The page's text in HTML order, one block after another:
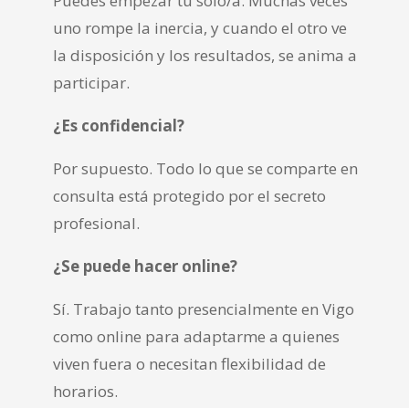
uno rompe la inercia, y cuando el otro ve
la disposición y los resultados, se anima a
participar.
¿Es confidencial?
Por supuesto. Todo lo que se comparte en
consulta está protegido por el secreto
profesional.
¿Se puede hacer online?
Sí. Trabajo tanto presencialmente en Vigo
como online para adaptarme a quienes
viven fuera o necesitan flexibilidad de
horarios.